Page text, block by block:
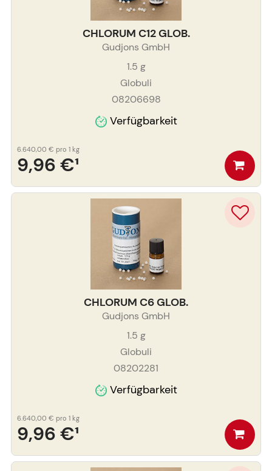
CHLORUM C12 GLOB.
Gudjons GmbH
1.5 g
Globuli
08206698
Verfügbarkeit
9,96 €¹
6.640,00 € pro 1 kg
CHLORUM C6 GLOB.
Gudjons GmbH
1.5 g
Globuli
08202281
Verfügbarkeit
9,96 €¹
6.640,00 € pro 1 kg